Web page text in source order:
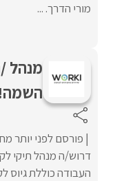
מורי הדרך. ...
מנהל
פורסם לפני יותר
דרוש/ה מנהל תיקי
העבודה כוללת גיוס